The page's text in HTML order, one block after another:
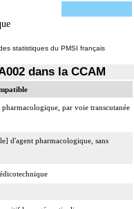
statistiques du PMSI français
dans la CCAM
par voie transcutanée
d'agent pharmacologique, sans